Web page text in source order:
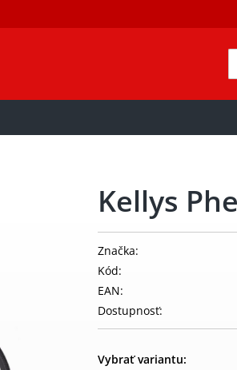
Kellys
Značka:
Kód:
EAN:
Dostupnosť:
Vybrať variantu: